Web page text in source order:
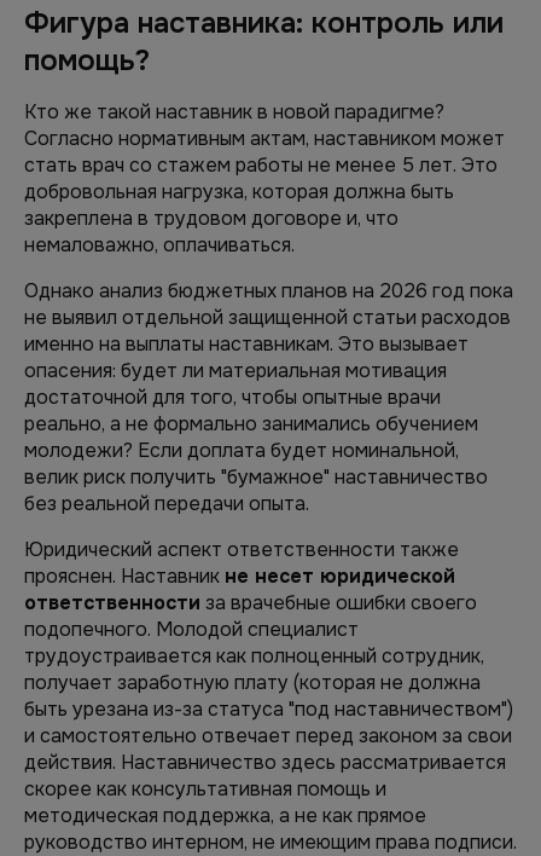
Фигура наставника: контроль или
помощь?
Кто же такой наставник в новой парадигме?
Согласно нормативным актам, наставником может
стать врач со стажем работы не менее 5 лет. Это
добровольная нагрузка, которая должна быть
закреплена в трудовом договоре и, что
немаловажно, оплачиваться.
Однако анализ бюджетных планов на 2026 год пока
не выявил отдельной защищенной статьи расходов
именно на выплаты наставникам. Это вызывает
опасения: будет ли материальная мотивация
достаточной для того, чтобы опытные врачи
реально, а не формально занимались обучением
молодежи? Если доплата будет номинальной,
велик риск получить "бумажное" наставничество
без реальной передачи опыта.
Юридический аспект ответственности также
прояснен. Наставник не несет юридической
ответственности за врачебные ошибки своего
подопечного. Молодой специалист
трудоустраивается как полноценный сотрудник,
получает заработную плату (которая не должна
быть урезана из-за статуса "под наставничеством")
и самостоятельно отвечает перед законом за свои
действия. Наставничество здесь рассматривается
скорее как консультативная помощь и
методическая поддержка, а не как прямое
руководство интерном, не имеющим права подписи.